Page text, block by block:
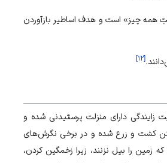
همه چیز» است و هدف اساطیر بازآوردن
[۱۲]
زایندگی دارای منزلت پرستیدنی شده و
کشت و زرع شده و در برخی نگرش‌های
را بیل نزنند، زیرا زخمگین کردن،